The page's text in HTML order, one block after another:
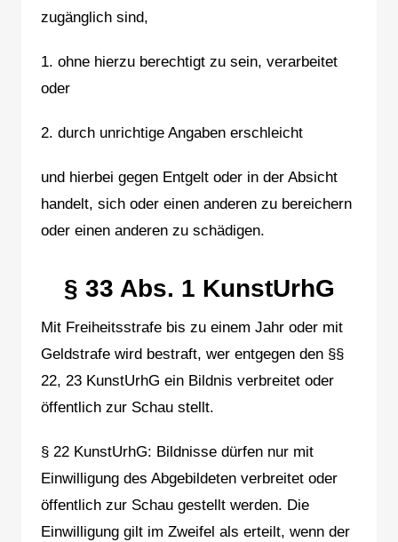
zugänglich sind,
1. ohne hierzu berechtigt zu sein, verarbeitet
oder
2. durch unrichtige Angaben erschleicht
und hierbei gegen Entgelt oder in der Absicht
handelt, sich oder einen anderen zu bereichern
oder einen anderen zu schädigen.
§ 33 Abs. 1 KunstUrhG
Mit Freiheitsstrafe bis zu einem Jahr oder mit
Geldstrafe wird bestraft, wer entgegen den §§
22, 23 KunstUrhG ein Bildnis verbreitet oder
öffentlich zur Schau stellt.
§ 22 KunstUrhG: Bildnisse dürfen nur mit
Einwilligung des Abgebildeten verbreitet oder
öffentlich zur Schau gestellt werden. Die
Einwilligung gilt im Zweifel als erteilt, wenn der